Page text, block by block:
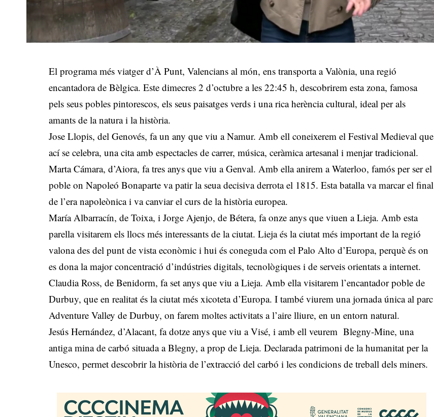
El programa més viatger d’À Punt, Valencians al món, ens transporta a Valònia, una regió
encantadora de Bèlgica. Este dimecres 2 d’octubre a les 22:45 h, descobrirem esta zona, famosa
pels seus pobles pintorescos, els seus paisatges verds i una rica herència cultural, ideal per als
amants de la natura i la història.
Jose Llopis, del Genovés, fa un any que viu a Namur. Amb ell coneixerem el Festival Medieval que
ací se celebra, una cita amb espectacles de carrer, música, ceràmica artesanal i menjar tradicional.
Marta Cámara, d’Aiora, fa tres anys que viu a Genval. Amb ella anirem a Waterloo, famós per ser el
poble on Napoleó Bonaparte va patir la seua decisiva derrota el 1815. Esta batalla va marcar el final
de l’era napoleònica i va canviar el curs de la història europea.
María Albarracín, de Toixa, i Jorge Ajenjo, de Bétera, fa onze anys que viuen a Lieja. Amb esta
parella visitarem els llocs més interessants de la ciutat. Lieja és la ciutat més important de la regió
valona des del punt de vista econòmic i hui és coneguda com el Palo Alto d’Europa, perquè és on
es dona la major concentració d’indústries digitals, tecnològiques i de serveis orientats a internet.
Claudia Ross, de Benidorm, fa set anys que viu a Lieja. Amb ella visitarem l’encantador poble de
Durbuy, que en realitat és la ciutat més xicoteta d’Europa. I també viurem una jornada única al parc
Adventure Valley de Durbuy, on farem moltes activitats a l’aire lliure, en un entorn natural.
Jesús Hernández, d’Alacant, fa dotze anys que viu a Visé, i amb ell veurem Blegny-Mine, una
antiga mina de carbó situada a Blegny, a prop de Lieja. Declarada patrimoni de la humanitat per la
Unesco, permet descobrir la història de l’extracció del carbó i les condicions de treball dels miners.